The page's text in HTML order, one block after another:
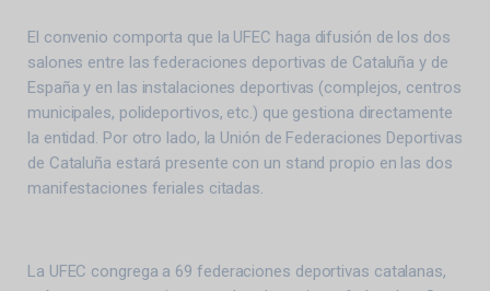
El convenio comporta que la UFEC haga difusión de los dos
salones entre las federaciones deportivas de Cataluña y de
España y en las instalaciones deportivas (complejos, centros
municipales, polideportivos, etc.) que gestiona directamente
la entidad. Por otro lado, la Unión de Federaciones Deportivas
de Cataluña estará presente con un stand propio en las dos
manifestaciones feriales citadas.
La UFEC congrega a 69 federaciones deportivas catalanas,